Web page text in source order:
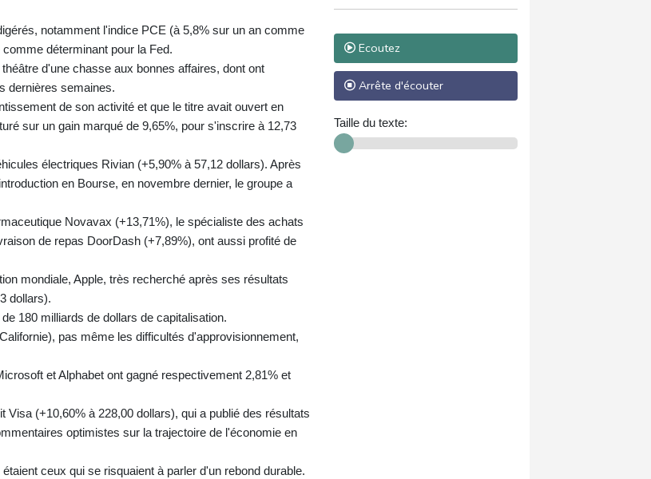
notamment l'indice PCE (à 5,8% sur un an comme
déterminant pour la Fed.
d'une chasse aux bonnes affaires, dont ont
dernières semaines.
de son activité et que le titre avait ouvert en
sur un gain marqué de 9,65%, pour s'inscrire à 12,73
électriques Rivian (+5,90% à 57,12 dollars). Après
en Bourse, en novembre dernier, le groupe a
Novavax (+13,71%), le spécialiste des achats
de repas DoorDash (+7,89%), ont aussi profité de
mondiale, Apple, très recherché après ses résultats
dollars).
180 milliards de dollars de capitalisation.
pas même les difficultés d'approvisionnement,
et Alphabet ont gagné respectivement 2,81% et
(+10,60% à 228,00 dollars), qui a publié des résultats
optimistes sur la trajectoire de l'économie en
ceux qui se risquaient à parler d'un rebond durable.
l'emploi américain, qui conforte les
anticipations d'un maintient des
taux de la Réserve fédérale
américaine.
Ecoutez
Arrête d'écouter
Taille du texte: